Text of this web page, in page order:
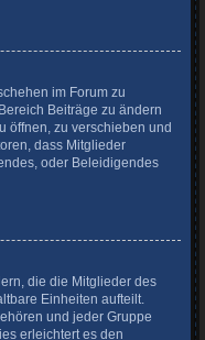
im Forum zu
Beiträge zu ändern
öffnen, zu verschieben und
dass Mitglieder
oder Beleidigendes
die die Mitglieder des
Einheiten aufteilt.
und jeder Gruppe
erleichtert es den